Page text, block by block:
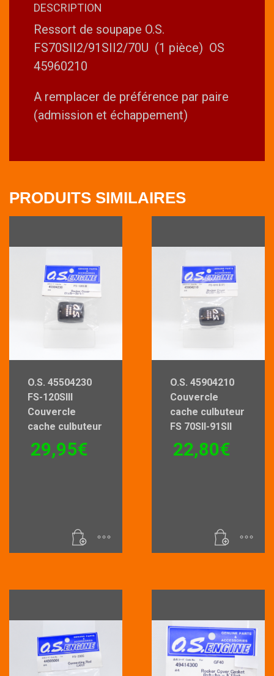
DESCRIPTION
Ressort de soupape O.S.
FS70SII2/91SII2/70U (1 pièce) OS
45960210
A remplacer de préférence par paire
(admission et échappement)
PRODUITS SIMILAIRES
O.S. 45504230
FS-120Slll
Couvercle
cache culbuteur
29,95€
O.S. 45904210
Couvercle
cache culbuteur
FS 70SII-91SII
22,80€